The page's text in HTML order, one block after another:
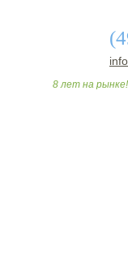
8 лет на